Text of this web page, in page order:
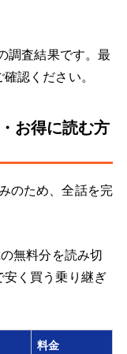
調査結果です。最
認ください。
お得に読む方
のため、全話を完
無料分を読み切
く買う乗り継ぎ
料金